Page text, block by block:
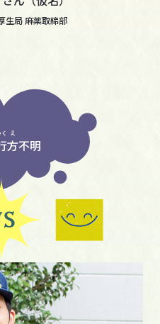
生局 麻薬取締部
く
方
え
不明